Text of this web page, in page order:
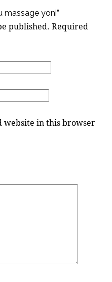
massage yoni”
published. Required
website in this browser